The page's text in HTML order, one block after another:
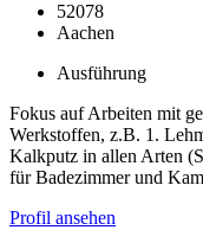
52078
Aachen
Ausführung
Fokus auf Arbeiten mit
Werkstoffen, z.B. 1.
Kalkputz in allen Arten
für Badezimmer und
Profil ansehen